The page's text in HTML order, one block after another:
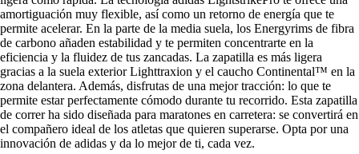
amortiguación muy flexible, así como un retorno de energía que te
permite acelerar. En la parte de la media suela, los Energyrims de fibra
de carbono añaden estabilidad y te permiten concentrarte en la
eficiencia y la fluidez de tus zancadas. La zapatilla es más ligera
gracias a la suela exterior Lighttraxion y el caucho Continental™ en la
zona delantera. Además, disfrutas de una mejor tracción: lo que te
permite estar perfectamente cómodo durante tu recorrido. Esta zapatilla
de correr ha sido diseñada para maratones en carretera: se convertirá en
el compañero ideal de los atletas que quieren superarse. Opta por una
innovación de adidas y da lo mejor de ti, cada vez.